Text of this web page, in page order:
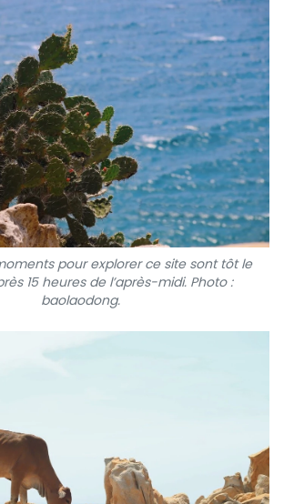
pour explorer ce site sont tôt le
15 heures de l’après-midi. Photo :
baolaodong.